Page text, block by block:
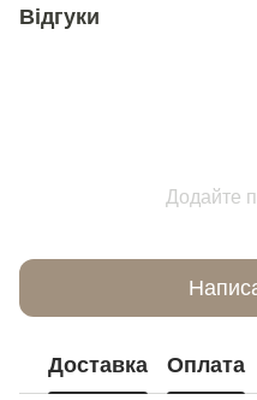
Відгуки
Додайте
Доставка Оплата